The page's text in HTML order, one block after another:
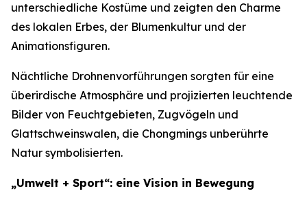
unterschiedliche Kostüme und zeigten den Charme
des lokalen Erbes, der Blumenkultur und der
Animationsfiguren.
Nächtliche Drohnenvorführungen sorgten für eine
überirdische Atmosphäre und projizierten leuchtende
Bilder von Feuchtgebieten, Zugvögeln und
Glattschweinswalen, die Chongmings unberührte
Natur symbolisierten.
„Umwelt + Sport“: eine Vision in Bewegung